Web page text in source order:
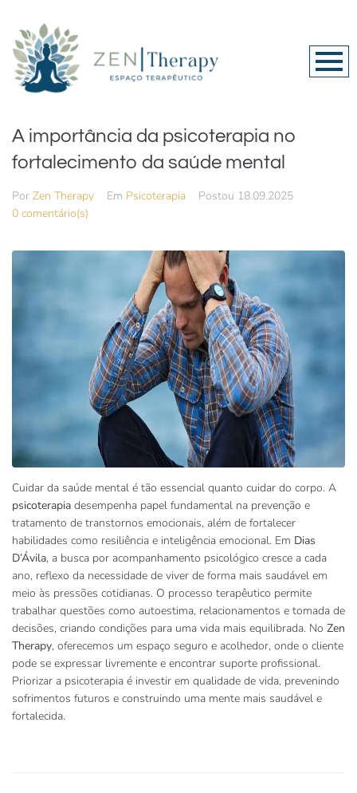
A importância da psicoterapia no
fortalecimento da saúde mental
Por Zen Therapy Em Psicoterapia Postou 18.09.2025
0 comentário(s)
Cuidar da saúde mental é tão essencial quanto cuidar do corpo. A
psicoterapia desempenha papel fundamental na prevenção e
tratamento de transtornos emocionais, além de fortalecer
habilidades como resiliência e inteligência emocional. Em Dias
D’Ávila, a busca por acompanhamento psicológico cresce a cada
ano, reflexo da necessidade de viver de forma mais saudável em
meio às pressões cotidianas. O processo terapêutico permite
trabalhar questões como autoestima, relacionamentos e tomada de
decisões, criando condições para uma vida mais equilibrada. No Zen
Therapy, oferecemos um espaço seguro e acolhedor, onde o cliente
pode se expressar livremente e encontrar suporte profissional.
Priorizar a psicoterapia é investir em qualidade de vida, prevenindo
sofrimentos futuros e construindo uma mente mais saudável e
fortalecida.